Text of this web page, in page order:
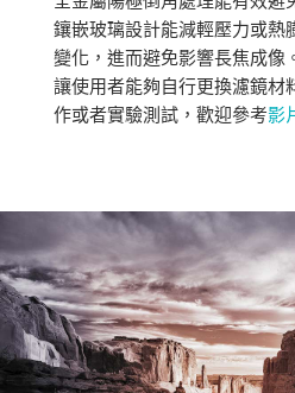
鑲嵌玻璃設計能減輕壓力或熱
變化，進而避免影響長焦成像
讓使用者能夠自行更換濾鏡材
作或者實驗測試，歡迎參考影